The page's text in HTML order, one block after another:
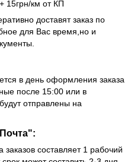
15грн/км от КП
доставят заказ по
для Вас время,но и
в день оформления заказа
после 15:00 или в
отправлены на
составляет 1 рабочий